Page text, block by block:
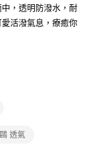
過，訂單將自動取
你分期系統評分，恕無
店將買賣／分期付款
。
結，可透過四大超商／
成。
，需透過AFTEE先享
，透明防潑水，耐
活潑氣息，療癒你
透氣